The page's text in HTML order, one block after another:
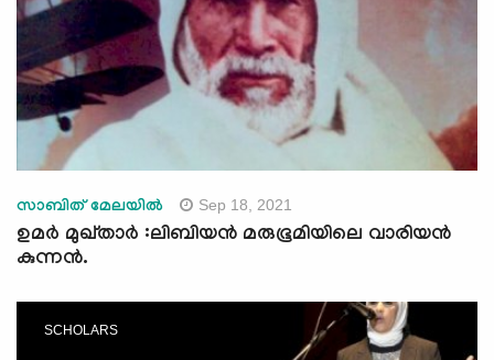
സാബിത് മേലയില്‍ Sep 18, 2021
ഉമർ മുഖ്താര്‍ :ലിബിയൻ മരുഭൂമിയിലെ വാരിയൻ
കുന്നൻ.
SCHOLARS